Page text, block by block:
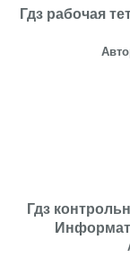
Гдз рабочая
Гдз